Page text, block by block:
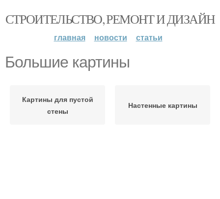
СТРОИТЕЛЬСТВО, РЕМОНТ И ДИЗАЙН
главная новости статьи
Большие картины
Картины для пустой
стены
Настенные картины